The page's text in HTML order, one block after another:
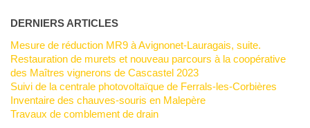
DERNIERS ARTICLES
Mesure de réduction MR9 à Avignonet-Lauragais, suite.
Restauration de murets et nouveau parcours à la coopérative
des Maîtres vignerons de Cascastel 2023
Suivi de la centrale photovoltaïque de Ferrals-les-Corbières
Inventaire des chauves-souris en Malepère
Travaux de comblement de drain